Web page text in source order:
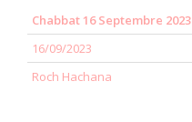
Chabbat 16 Septembre 2023
16/09/2023
Roch Hachana